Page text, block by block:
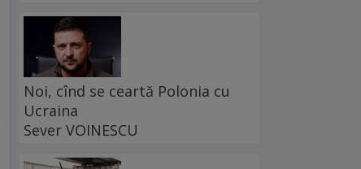
Noi, cînd se ceartă Polonia cu
Ucraina
Sever VOINESCU